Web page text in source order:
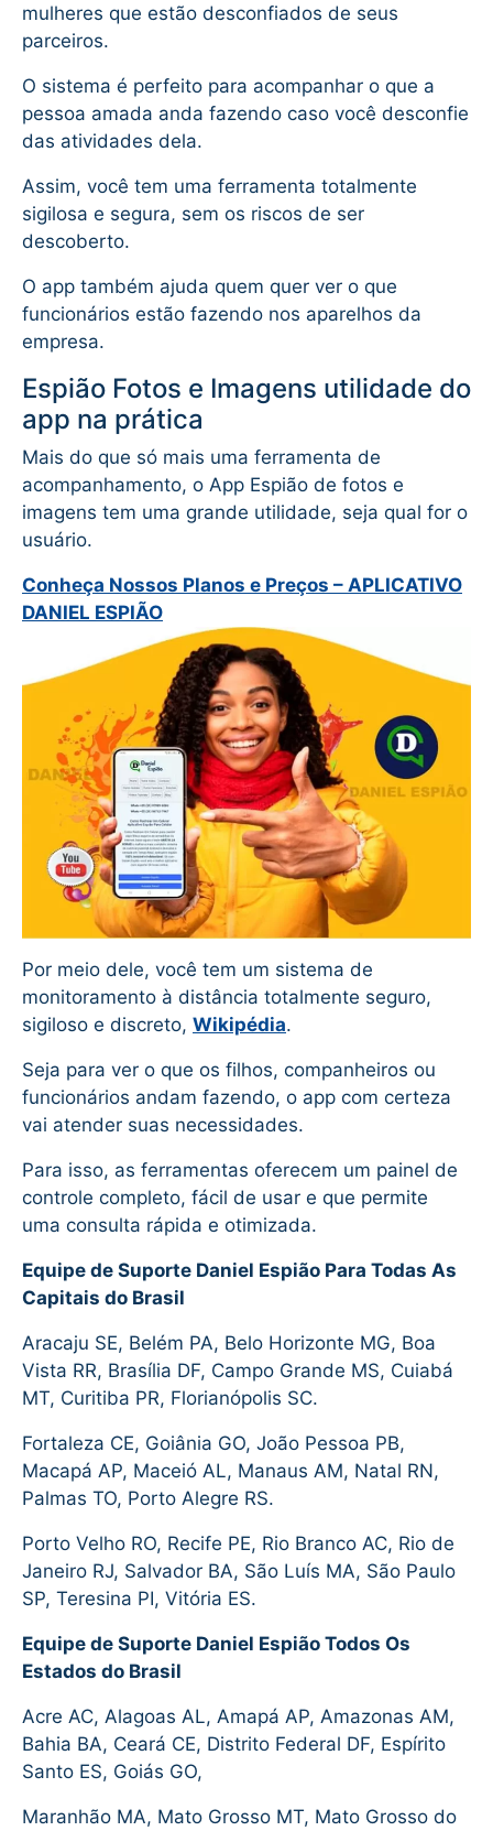
mulheres que estão desconfiados de seus
parceiros.
O sistema é perfeito para acompanhar o que a
pessoa amada anda fazendo caso você desconfie
das atividades dela.
Assim, você tem uma ferramenta totalmente
sigilosa e segura, sem os riscos de ser
descoberto.
O app também ajuda quem quer ver o que
funcionários estão fazendo nos aparelhos da
empresa.
Espião Fotos e Imagens utilidade do
app na prática
Mais do que só mais uma ferramenta de
acompanhamento, o App Espião de fotos e
imagens tem uma grande utilidade, seja qual for o
usuário.
Conheça Nossos Planos e Preços – APLICATIVO
DANIEL ESPIÃO
Por meio dele, você tem um sistema de
monitoramento à distância totalmente seguro,
sigiloso e discreto, Wikipédia.
Seja para ver o que os filhos, companheiros ou
funcionários andam fazendo, o app com certeza
vai atender suas necessidades.
Para isso, as ferramentas oferecem um painel de
controle completo, fácil de usar e que permite
uma consulta rápida e otimizada.
Equipe de Suporte Daniel Espião Para Todas As
Capitais do Brasil
Aracaju SE, Belém PA, Belo Horizonte MG, Boa
Vista RR, Brasília DF, Campo Grande MS, Cuiabá
MT, Curitiba PR, Florianópolis SC.
Fortaleza CE, Goiânia GO, João Pessoa PB,
Macapá AP, Maceió AL, Manaus AM, Natal RN,
Palmas TO, Porto Alegre RS.
Porto Velho RO, Recife PE, Rio Branco AC, Rio de
Janeiro RJ, Salvador BA, São Luís MA, São Paulo
SP, Teresina PI, Vitória ES.
Equipe de Suporte Daniel Espião Todos Os
Estados do Brasil
Acre AC, Alagoas AL, Amapá AP, Amazonas AM,
Bahia BA, Ceará CE, Distrito Federal DF, Espírito
Santo ES, Goiás GO,
Maranhão MA, Mato Grosso MT, Mato Grosso do